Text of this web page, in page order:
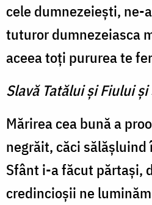
cele dumnezeieşti, ne-
tuturor dumnezeiasca
aceea toţi pururea te
Slavă Tatălui şi Fiului
Mărirea cea bună a
negrăit, căci
Sfânt i-a făcut părtaşi,
credincioşii ne